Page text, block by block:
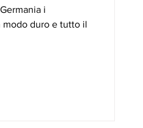
i
duro e tutto il